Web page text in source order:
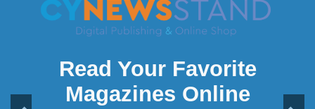
Read Your Favorite
Magazines Online